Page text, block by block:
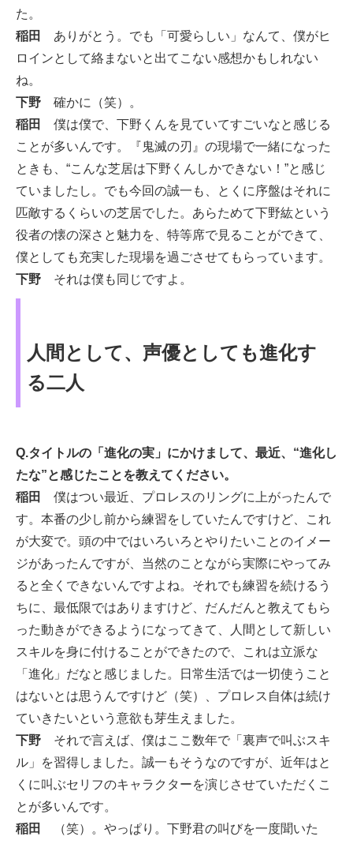
た。
稲田
ありがとう。でも「可愛らしい」なんて、僕がヒ
ロインとして絡まないと出てこない感想かもしれない
ね。
下野 確かに（笑）。
稲田
僕は僕で、下野くんを見ていてすごいなと感じる
ことが多いんです。『鬼滅の刃』の現場で一緒になった
ときも、“こんな芝居は下野くんしかできない！”と感じ
ていましたし。でも今回の誠一も、とくに序盤はそれに
匹敵するくらいの芝居でした。あらためて下野紘という
役者の懐の深さと魅力を、特等席で見ることができて、
僕としても充実した現場を過ごさせてもらっています。
下野 それは僕も同じですよ。
人間として、声優としても進化す
る二人
Q.タイトルの「進化の実」にかけまして、最近、“進化し
たな”と感じたことを教えてください。
稲田
僕はつい最近、プロレスのリングに上がったんで
す。本番の少し前から練習をしていたんですけど、これ
が大変で。頭の中ではいろいろとやりたいことのイメー
ジがあったんですが、当然のことながら実際にやってみ
ると全くできないんですよね。それでも練習を続けるう
ちに、最低限ではありますけど、だんだんと教えてもら
った動きができるようになってきて、人間として新しい
スキルを身に付けることができたので、これは立派な
「進化」だなと感じました。日常生活では一切使うこと
はないとは思うんですけど（笑）、プロレス自体は続け
ていきたいという意欲も芽生えました。
下野 それで言えば、僕はここ数年で「裏声で叫ぶスキ
ル」を習得しました。誠一もそうなのですが、近年はと
くに叫ぶセリフのキャラクターを演じさせていただくこ
とが多いんです。
稲田
（笑）。やっぱり。下野君の叫びを一度聞いた